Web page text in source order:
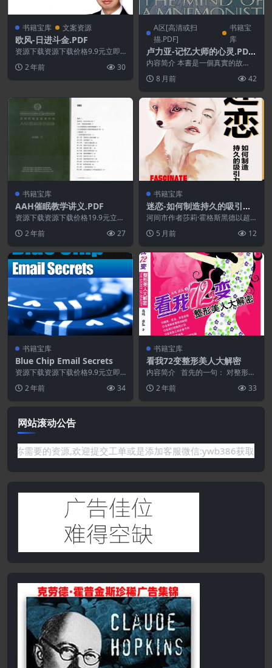
书籍宝库 文案资源
欧风-日进斗金.PDF
资源下载资源下载价格9.9元立即
2 年前 30
A区[高清或扫
描.PDF]
书籍宝
库
卢力亚-记忆大师的心灵.PDF
[繁体版]
内容简介 本書是一個真實的故
人，擁有驚人的記憶力，...
8 月前 42
书籍宝库
AAH催眠教学讲义.PDF
资源下载资源下载价格19.9元立即
资源永久更新资源...
2 年前 27
书籍宝库
迷恋-如何制造持久的吸引力.
PDF
河间市作者莎莉·霍格斯黑德以超
入历史案例,行为学和...
5 月前 12
书籍宝库
Blue Chip Email Secrets
资源下载资源下载价格9.9元立即
2 年前 34
书籍宝库
看我72变整形美人大解密
内容简介 首先的一句： 对整形持
曾经受外貌缺陷...
2 年前 33
网站滚动公告
要的资源,欢迎提交工单或是添加客服微信:ywb386获取帮助！